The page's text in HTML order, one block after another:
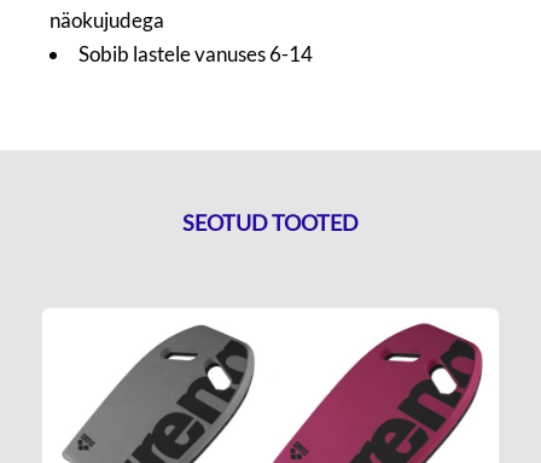
näokujudega
Sobib lastele vanuses 6-14
SEOTUD TOOTED